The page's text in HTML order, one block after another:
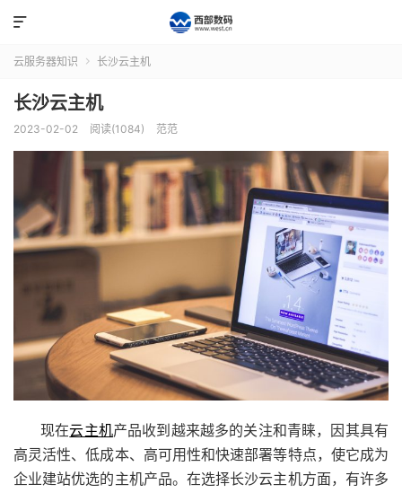

云服务器知识  长沙云主机
长沙云主机
2023-02-02 阅读(1084) 范范
现在云主机产品收到越来越多的关注和青睐，因其具有
高灵活性、低成本、高可用性和快速部署等特点，使它成为
企业建站优选的主机产品。在选择长沙云主机方面，有许多